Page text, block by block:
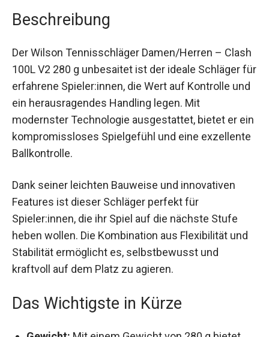
Beschreibung
Clash 100L V2 280 g unbesaitet ist der ideale
Schläger für erfahrene Spieler:innen, die Wert auf
Kontrolle und ein herausragendes Handling legen.
Mit modernster Technologie ausgestattet, bietet
er ein kompromissloses Spielgefühl und eine
exzellente Ballkontrolle.
Features ist dieser Schläger perfekt für
Spieler:innen, die ihr Spiel auf die nächste Stufe
heben wollen. Die Kombination aus Flexibilität und
Stabilität ermöglicht es, selbstbewusst und
kraftvoll auf dem Platz zu agieren.
Das Wichtigste in Kürze